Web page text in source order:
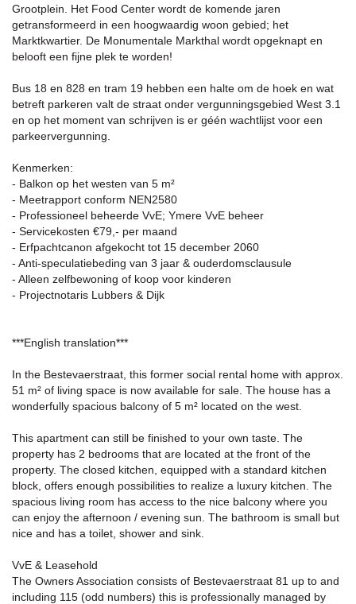
Grootplein. Het Food Center wordt de komende jaren
getransformeerd in een hoogwaardig woon gebied; het
Marktkwartier. De Monumentale Markthal wordt opgeknapt en
belooft een fijne plek te worden!
Bus 18 en 828 en tram 19 hebben een halte om de hoek en wat
betreft parkeren valt de straat onder vergunningsgebied West 3.1
en op het moment van schrijven is er géén wachtlijst voor een
parkeervergunning.
Kenmerken:
- Balkon op het westen van 5 m²
- Meetrapport conform NEN2580
- Professioneel beheerde VvE; Ymere VvE beheer
- Servicekosten €79,- per maand
- Erfpachtcanon afgekocht tot 15 december 2060
- Anti-speculatiebeding van 3 jaar & ouderdomsclausule
- Alleen zelfbewoning of koop voor kinderen
- Projectnotaris Lubbers & Dijk
***English translation***
In the Bestevaerstraat, this former social rental home with approx.
51 m² of living space is now available for sale. The house has a
wonderfully spacious balcony of 5 m² located on the west.
This apartment can still be finished to your own taste. The
property has 2 bedrooms that are located at the front of the
property. The closed kitchen, equipped with a standard kitchen
block, offers enough possibilities to realize a luxury kitchen. The
spacious living room has access to the nice balcony where you
can enjoy the afternoon / evening sun. The bathroom is small but
nice and has a toilet, shower and sink.
VvE & Leasehold
The Owners Association consists of Bestevaerstraat 81 up to and
including 115 (odd numbers) this is professionally managed by